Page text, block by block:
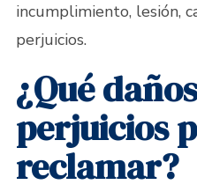
incumplimiento, lesión,
perjuicios.
¿Qué
perjuicios
reclamar?